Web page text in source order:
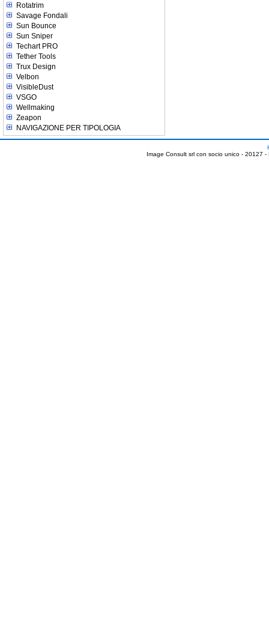
Rotatrim
Savage Fondali
Sun Bounce
Sun Sniper
Techart PRO
Tether Tools
Trux Design
Velbon
VisibleDust
VSGO
Wellmaking
Zeapon
NAVIGAZIONE PER TIPOLOGIA
Image Consult srl con socio unico - 20127